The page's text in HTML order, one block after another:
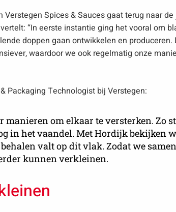
Spices & Sauces gaat terug naar
“In eerste instantie ging het vooral om
doppen gaan ontwikkelen en produceren.
waardoor we ook regelmatig onze
Packaging Technologist bij Verstegen:
manieren om elkaar te versterken. Zo
in het vaandel. Met Hordijk bekijken
valt op dit vlak. Zodat we
kunnen verkleinen.